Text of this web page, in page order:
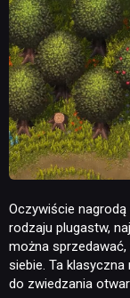
Oczywiście
rodzaju plugastw,
można
siebie. Ta
do zwiedzania